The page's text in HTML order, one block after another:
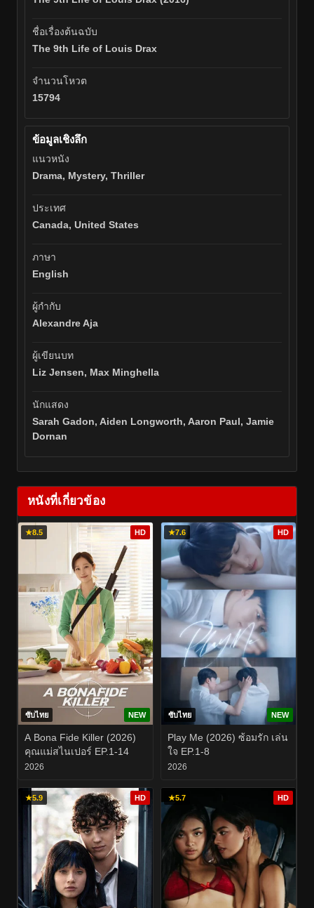
ชื่อเรื่องต้นฉบับ
The 9th Life of Louis Drax
จำนวนโหวต
15794
ข้อมูลเชิงลึก
แนวหนัง
Drama, Mystery, Thriller
ประเทศ
Canada, United States
ภาษา
English
ผู้กำกับ
Alexandre Aja
ผู้เขียนบท
Liz Jensen, Max Minghella
นักแสดง
Sarah Gadon, Aiden Longworth, Aaron Paul, Jamie
Dornan
หนังที่เกี่ยวข้อง
★8.5 HD
ซับไทย NEW
A Bona Fide Killer (2026)
คุณแม่สไนเปอร์ EP.1-14
2026
★7.6 HD
ซับไทย NEW
Play Me (2026) ซ้อมรัก เล่น
ใจ EP.1-8
2026
★5.9 HD ★5.7 HD